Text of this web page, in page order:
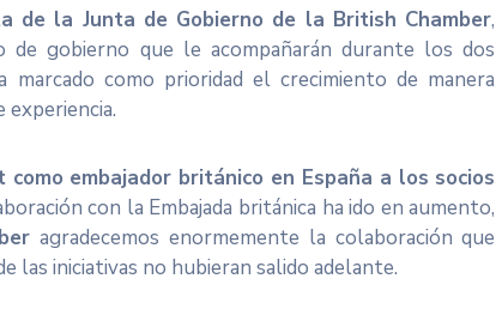
de la Junta de Gobierno de la British Chamber,
gobierno que le acompañarán durante los dos
como prioridad el crecimiento de manera
embajador británico en España a los socios
con la Embajada británica ha ido en aumento,
agradecemos enormemente la colaboración que
las iniciativas no hubieran salido adelante.